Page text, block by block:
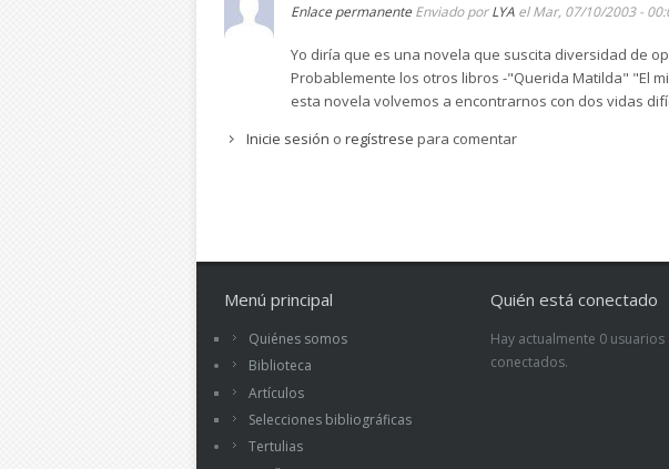
Enlace permanente Enviado porLYA el Mar, 07/10/2003 -
Yo diría que es una novela que suscita diversidad de
Probablemente los otros libros -"Querida Matilda" "El
esta novela volvemos a encontrarnos con dos vidas
Inicie sesión o regístrese para comentar
Menú principal
Quiénes somos
Biblioteca
Artículos
Selecciones bibliográficas
Tertulias
Quién está conectado
Hay actualmente 0 usuarios
conectados.